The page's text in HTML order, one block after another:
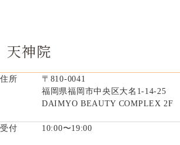
天神院
住所
〒810-0041
福岡県福岡市中央区大名1-14-25
DAIMYO BEAUTY COMPLEX 2F
受付 10:00〜19:00